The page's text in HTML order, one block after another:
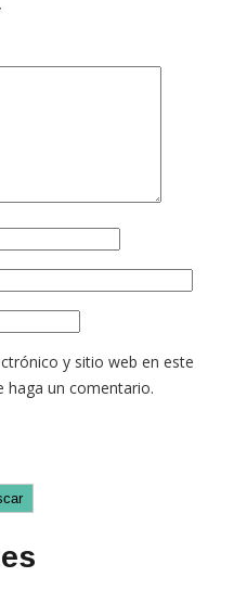
y sitio web en este
haga un comentario.